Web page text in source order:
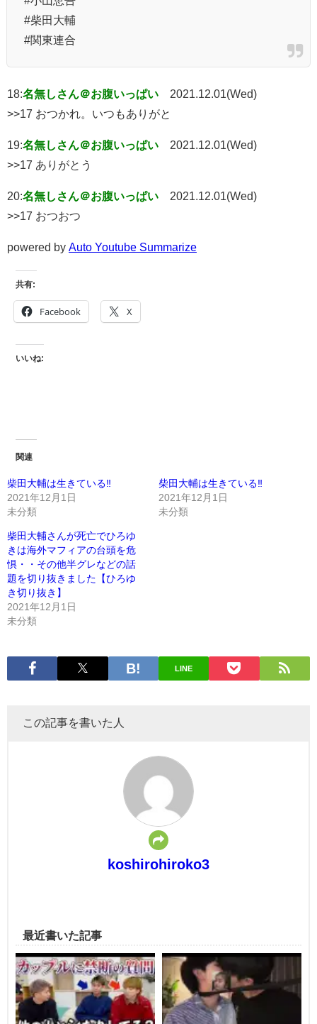
#柴田大輔
#関東連合
18:名無しさん＠お腹いっぱい
2021.12.01(Wed)
>>17 おつかれ。いつもありがと
19:名無しさん＠お腹いっぱい
2021.12.01(Wed)
>>17 ありがとう
20:名無しさん＠お腹いっぱい
2021.12.01(Wed)
>>17 おつおつ
powered by Auto Youtube Summarize
共有:
Facebook X
いいね:
関連
柴田大輔は生きている‼️
2021年12月1日
未分類
柴田大輔は生きている‼️
2021年12月1日
未分類
柴田大輔さんが死亡でひろゆ
きは海外マフィアの台頭を危
惧・・その他半グレなどの話
題を切り抜きました【ひろゆ
き切り抜き】
2021年12月1日
未分類
LINE
この記事を書いた人
koshirohiroko3
最近書いた記事